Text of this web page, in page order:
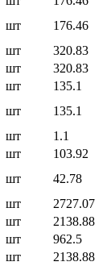
шт
176.46
шт
320.83
шт
320.83
шт
135.1
шт
135.1
шт
1.1
шт
103.92
шт
42.78
шт
2727.07
шт
2138.88
шт
962.5
шт
2138.88